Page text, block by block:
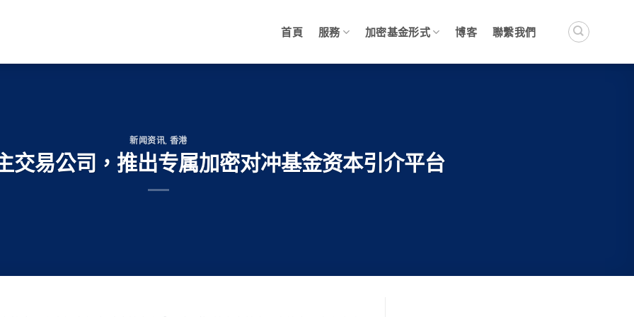
首頁 服務 加密基金形式 博客 聯繫我們
新闻资讯, 香港
交易公司，推出专属加密对冲基金资本引介平台